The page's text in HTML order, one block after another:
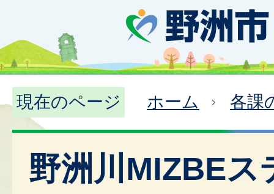
現在のページ ホーム 各課
野洲川MIZBEス